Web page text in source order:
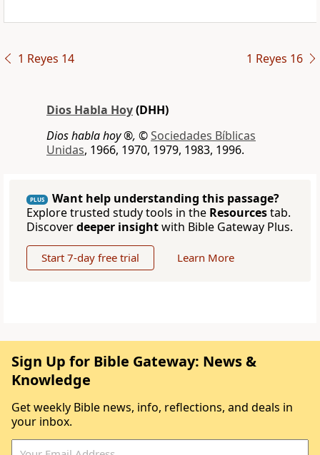
1 Reyes 14 1 Reyes 16
Dios Habla Hoy(DHH)
Dios habla hoy ®, ©Sociedades Bíblicas
Unidas, 1966, 1970, 1979, 1983, 1996.
PLUS
Want help understanding this passage?
Explore trusted study tools in the Resourcestab.
Discoverdeeper insightwith Bible Gateway Plus.
Start 7-day free trial Learn More
Sign Up for Bible Gateway: News &
Knowledge
Get weekly Bible news, info, reflections, and deals in
your inbox.